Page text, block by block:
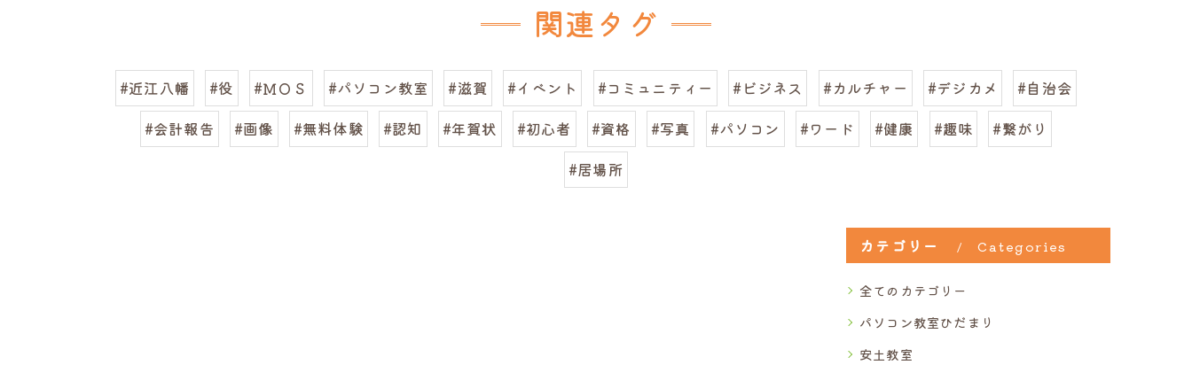
関連タグ
#近江八幡 #役 #ＭＯＳ #パソコン教室 #滋賀 #イベント #コミュニティー #ビジネス #カルチャー #デジカメ
#自治会
#会計報告
#画像 #無料体験 #認知 #年賀状 #初心者 #資格 #写真 #パソコン #ワード #健康 #趣味
#繋がり
#居場所
カテゴリー Categories
全てのカテゴリー
パソコン教室ひだまり
安土教室